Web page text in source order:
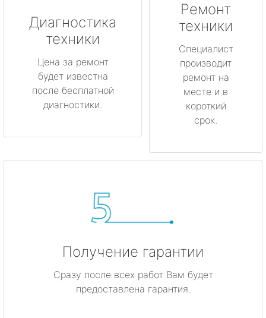
Диагностика
техники
Цена за ремонт
будет известна
после бесплатной
диагностики.
Ремонт
техники
Специалист
производит
ремонт на
месте и в
короткий
срок.
Получение гарантии
Сразу после всех работ Вам будет
предоставлена гарантия.